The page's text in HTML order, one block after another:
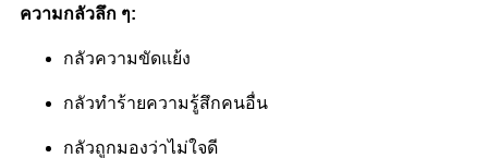
ความกลัวลึก ๆ:
กลัวความขัดแย้ง
กลัวทำร้ายความรู้สึกคนอื่น
กลัวถูกมองว่าไม่ใจดี